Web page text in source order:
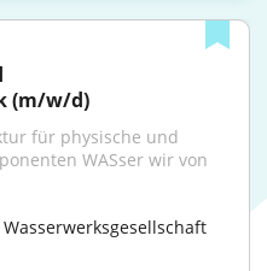
(m/w/d)
für physische und
WASser wir von